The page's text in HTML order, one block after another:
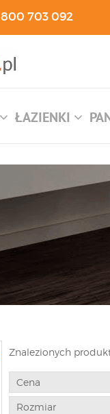
800 703 092
ŁAZIENKI
Znalezionych
Cena
Rozmiar